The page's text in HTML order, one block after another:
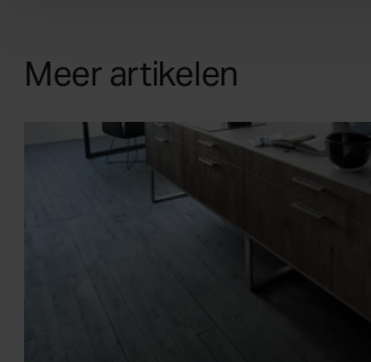
Meer artikelen